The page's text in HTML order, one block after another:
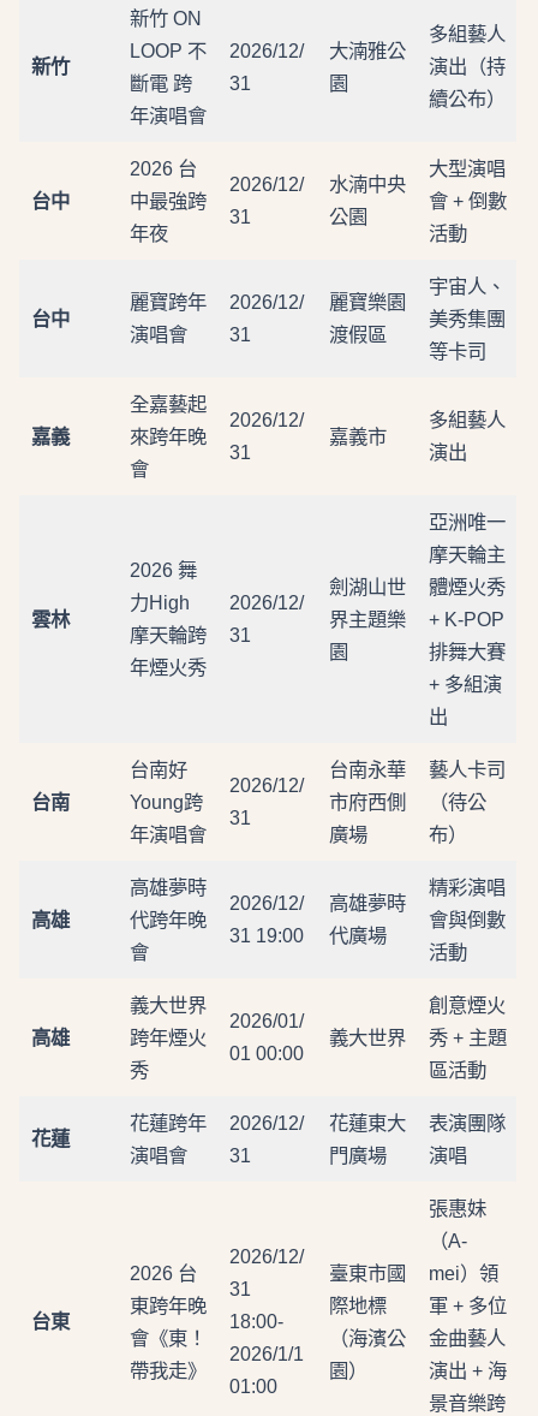
新竹
新竹 ON
LOOP 不
斷電 跨
年演唱會
2026/12/
31
大湳雅公
園
多組藝人
演出（持
續公布）
台中
2026 台
中最強跨
年夜
2026/12/
31
水湳中央
公園
大型演唱
會 + 倒數
活動
台中
麗寶跨年
演唱會
2026/12/
31
麗寶樂園
渡假區
宇宙人、
美秀集團
等卡司
嘉義
全嘉藝起
來跨年晚
會
2026/12/
31
嘉義市
多組藝人
演出
雲林
2026 舞
力High
摩天輪跨
年煙火秀
2026/12/
31
劍湖山世
界主題樂
園
亞洲唯一
摩天輪主
體煙火秀
+ K-POP
排舞大賽
+ 多組演
出
台南
台南好
Young跨
年演唱會
2026/12/
31
台南永華
市府西側
廣場
藝人卡司
（待公
布）
高雄
高雄夢時
代跨年晚
會
2026/12/
31 19:00
高雄夢時
代廣場
精彩演唱
會與倒數
活動
高雄
義大世界
跨年煙火
秀
2026/01/
01 00:00
義大世界
創意煙火
秀 + 主題
區活動
花蓮
花蓮跨年
演唱會
2026/12/
31
花蓮東大
門廣場
表演團隊
演唱
台東
2026 台
東跨年晚
會《東！
帶我走》
2026/12/
31
18:00-
2026/1/1
01:00
臺東市國
際地標
（海濱公
園）
張惠妹
（A-
mei）領
軍 + 多位
金曲藝人
演出 + 海
景音樂跨